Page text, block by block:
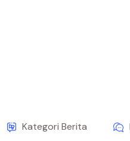
Kategori Berita